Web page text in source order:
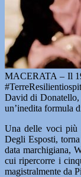
MACERATA – Il
David di Donatello,
un’inedita formula
Una delle voci più
Degli Esposti,
data marchigiana,
cui ripercorre i
magistralmente da